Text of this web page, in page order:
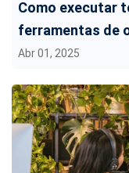
Como executar
ferramentas de
Abr 01, 2025